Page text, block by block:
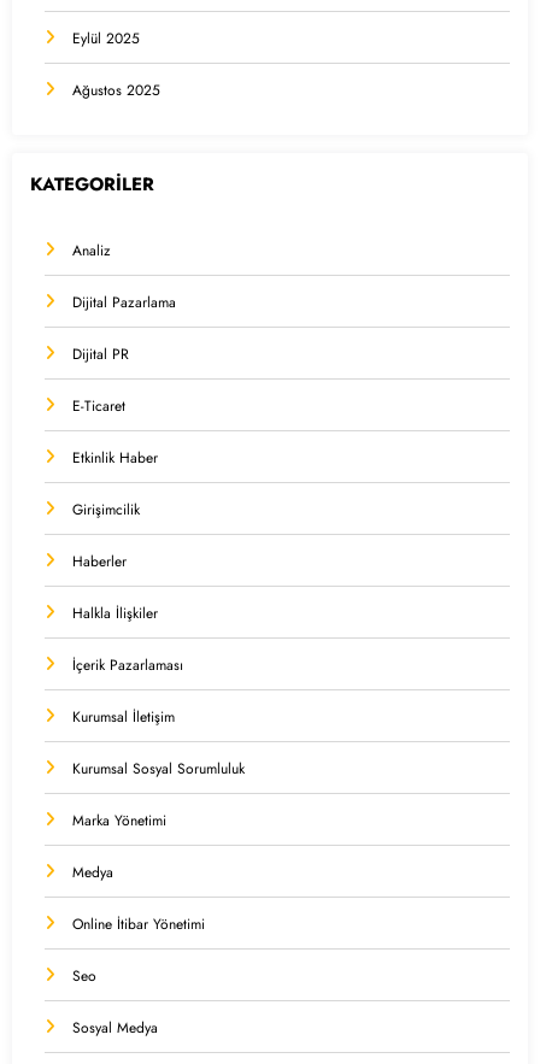
Eylül 2025
Ağustos 2025
KATEGORİLER
Analiz
Dijital Pazarlama
Dijital PR
E-Ticaret
Etkinlik Haber
Girişimcilik
Haberler
Halkla İlişkiler
İçerik Pazarlaması
Kurumsal İletişim
Kurumsal Sosyal Sorumluluk
Marka Yönetimi
Medya
Online İtibar Yönetimi
Seo
Sosyal Medya